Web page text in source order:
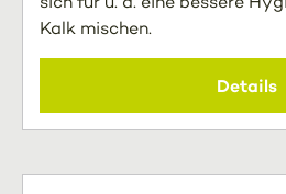
Kalk mischen.
Details